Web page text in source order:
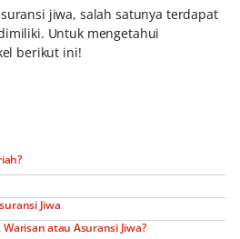
jiwa, salah satunya terdapat
Untuk mengetahui
berikut ini!
Jiwa
atau Asuransi Jiwa?